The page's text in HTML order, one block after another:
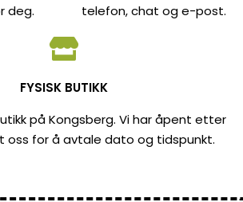
deg.
telefon, chat og e-post.
FYSISK BUTIKK
på Kongsberg. Vi har åpent etter
oss for å avtale dato og tidspunkt.